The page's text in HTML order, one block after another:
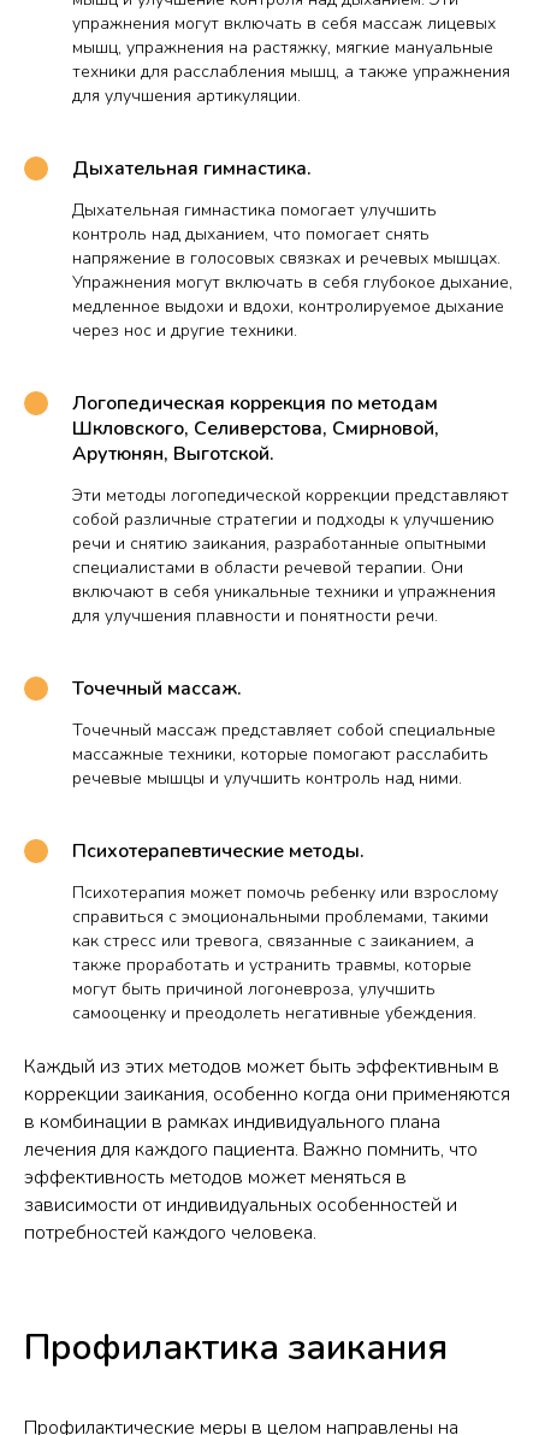
упражнения могут включать в себя массаж лицевых
мышц, упражнения на растяжку, мягкие мануальные
техники для расслабления мышц, а также упражнения
для улучшения артикуляции.
Дыхательная гимнастика.
Дыхательная гимнастика помогает улучшить
контроль над дыханием, что помогает снять
напряжение в голосовых связках и речевых мышцах.
Упражнения могут включать в себя глубокое дыхание,
медленное выдохи и вдохи, контролируемое дыхание
через нос и другие техники.
Логопедическая коррекция по методам
Шкловского, Селиверстова, Смирновой,
Арутюнян, Выготской.
Эти методы логопедической коррекции представляют
собой различные стратегии и подходы к улучшению
речи и снятию заикания, разработанные опытными
специалистами в области речевой терапии. Они
включают в себя уникальные техники и упражнения
для улучшения плавности и понятности речи.
Точечный массаж.
Точечный массаж представляет собой специальные
массажные техники, которые помогают расслабить
речевые мышцы и улучшить контроль над ними.
Психотерапевтические методы.
Психотерапия может помочь ребенку или взрослому
справиться с эмоциональными проблемами, такими
как стресс или тревога, связанные с заиканием, а
также проработать и устранить травмы, которые
могут быть причиной логоневроза, улучшить
самооценку и преодолеть негативные убеждения.
Каждый из этих методов может быть эффективным в
коррекции заикания, особенно когда они применяются
в комбинации в рамках индивидуального плана
лечения для каждого пациента. Важно помнить, что
эффективность методов может меняться в
зависимости от индивидуальных особенностей и
потребностей каждого человека.
Профилактика заикания
Профилактические меры в целом направлены на